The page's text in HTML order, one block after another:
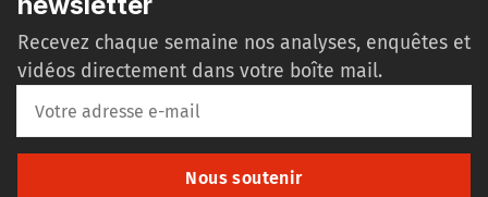
Recevez chaque semaine nos analyses, enquêtes et
vidéos directement dans votre boîte mail.
Nous soutenir